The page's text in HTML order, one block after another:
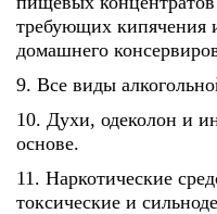
требующих кипячения
домашнего
9. Все виды
10. Духи, одеколон и
основе.
11. Наркотические
токсические и